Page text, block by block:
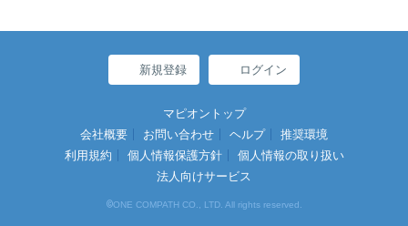
新規登録 ログイン
マピオントップ
会社概要
お問い合わせ ヘルプ
推奨環境
利用規約
個人情報保護方針
個人情報の取り扱い
法人向けサービス
©ONE COMPATH CO., LTD. All rights reserved.